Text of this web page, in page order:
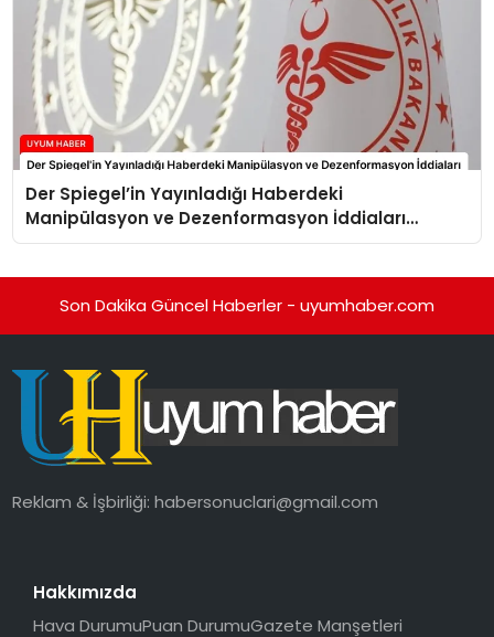
Der Spiegel’in Yayınladığı Haberdeki
Manipülasyon ve Dezenformasyon İddiaları
Yanıtlandı
Son Dakika Güncel Haberler - uyumhaber.com
Reklam & İşbirliği:habersonuclari@gmail.com
Hakkımızda
Hava DurumuPuan DurumuGazete Manşetleri